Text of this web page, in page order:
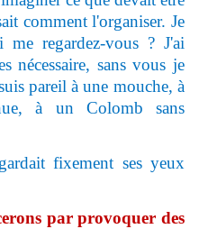
comment l'organiser. Je
regardez-vous ? J'ai
nécessaire, sans vous je
pareil à une mouche, à
à un Colomb sans
fixement ses yeux
par provoquer des